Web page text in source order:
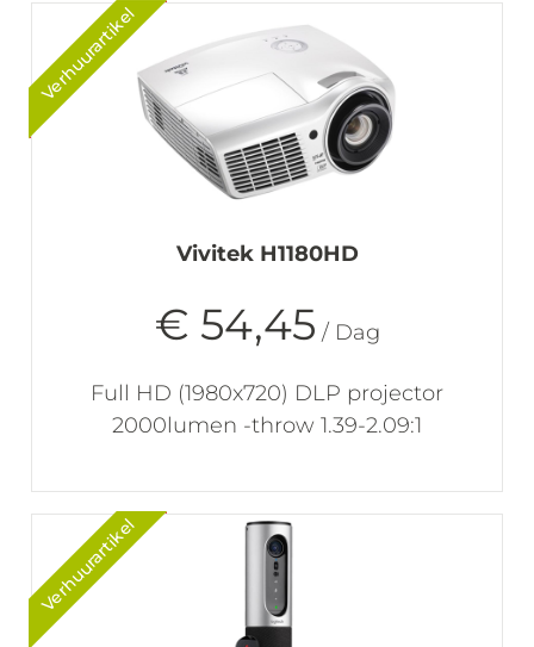
Vivitek H1180HD
€ 54,45 / Dag
Full HD (1980x720) DLP projector
2000lumen -throw 1.39-2.09:1
Verhuurartikel
Verhuurartikel